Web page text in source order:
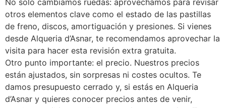
No solo cambiamos ruedas: aprovechamos para revisar
otros elementos clave como el estado de las pastillas
de freno, discos, amortiguación y presiones. Si vienes
desde Alqueria d’Asnar, te recomendamos aprovechar la
visita para hacer esta revisión extra gratuita.
Otro punto importante: el precio. Nuestros precios
están ajustados, sin sorpresas ni costes ocultos. Te
damos presupuesto cerrado y, si estás en Alqueria
d’Asnar y quieres conocer precios antes de venir,